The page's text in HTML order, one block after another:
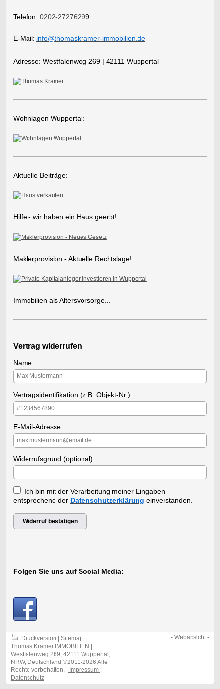
Telefon: 0202-27276299
E-Mail: info@thomaskramer-immobilien.de
​Adresse: Westfalenweg 269 | 42111 Wuppertal
Wohnlagen Wuppertal:
Aktuelle Beiträge:
Hilfe- wir haben ein Haus geerbt!
Maklerprovision - Aktuelle Rechtslage!
Immobilien als Altersvorsorge...
Vertrag widerrufen
Name
Vertragsidentifikation (z.B. Objekt-Nr.)
E-Mail-Adresse
Widerrufsgrund (optional)
Ich bin mit der Verarbeitung meiner Eingaben
entsprechend der Datenschutzerklärung einverstanden.
Widerruf bestätigen
Folgen Sie uns auf Social Media:
Druckversion | Sitemap
Thomas Kramer IMMOBILIEN |
Westfalenweg 269, 42111 Wuppertal,
NRW, Deutschland ©2011-2026 Alle
Rechte vorbehalten. | Impressum |
Datenschutz
-Webansicht -